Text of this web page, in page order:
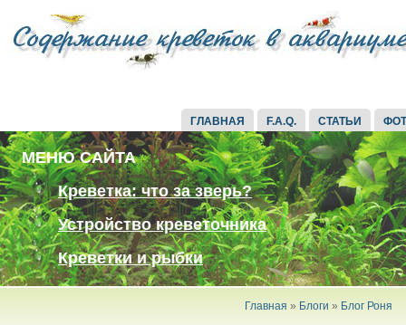
ГЛАВНАЯ F.A.Q. СТАТЬИ
МЕНЮ САЙТА
Креветка: что за зверь?
Устройство креветочника
Креветки и рыбки
Главная » Блоги » Блог Роня